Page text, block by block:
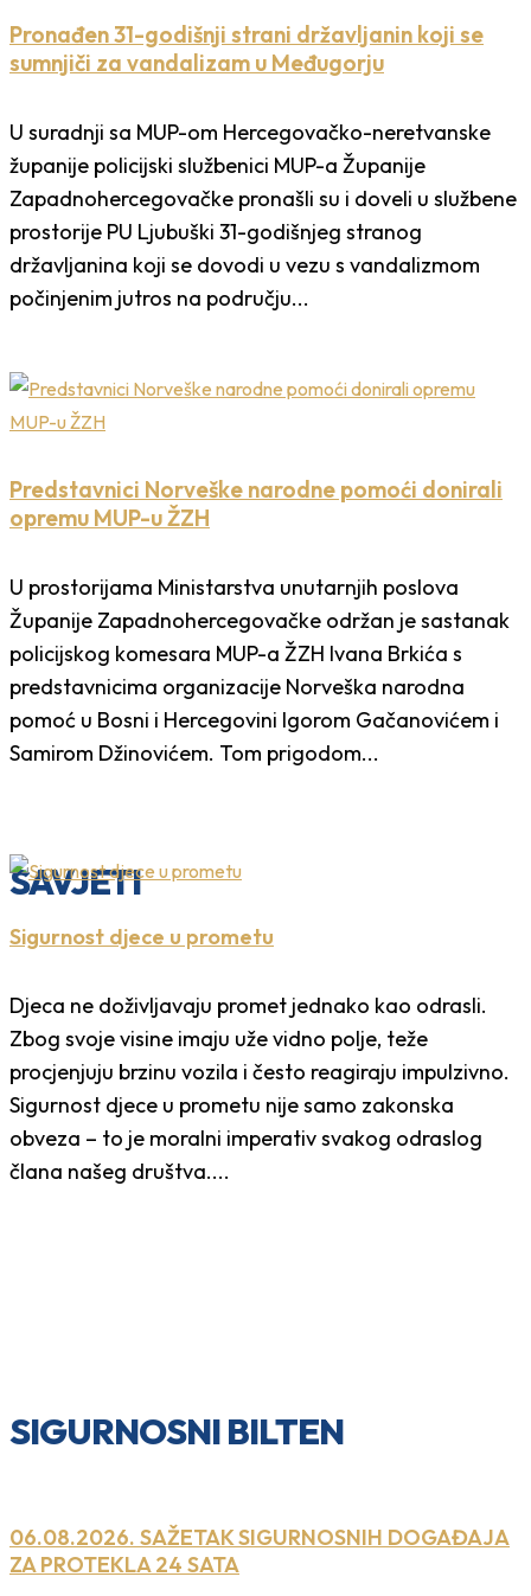
Pronađen 31-godišnji strani državljanin koji se
sumnjiči za vandalizam u Međugorju
U suradnji sa MUP-om Hercegovačko-neretvanske
županije policijski službenici MUP-a Županije
Zapadnohercegovačke pronašli su i doveli u službene
prostorije PU Ljubuški 31-godišnjeg stranog
državljanina koji se dovodi u vezu s vandalizmom
počinjenim jutros na području...
Predstavnici Norveške narodne pomoći donirali
opremu MUP-u ŽZH
U prostorijama Ministarstva unutarnjih poslova
Županije Zapadnohercegovačke održan je sastanak
policijskog komesara MUP-a ŽZH Ivana Brkića s
predstavnicima organizacije Norveška narodna
pomoć u Bosni i Hercegovini Igorom Gačanovićem i
Samirom Džinovićem. Tom prigodom...
SAVJETI
Sigurnost djece u prometu
Djeca ne doživljavaju promet jednako kao odrasli.
Zbog svoje visine imaju uže vidno polje, teže
procjenjuju brzinu vozila i često reagiraju impulzivno.
Sigurnost djece u prometu nije samo zakonska
obveza – to je moralni imperativ svakog odraslog
člana našeg društva....
SIGURNOSNI BILTEN
06.08.2026. SAŽETAK SIGURNOSNIH DOGAĐAJA
ZA PROTEKLA 24 SATA